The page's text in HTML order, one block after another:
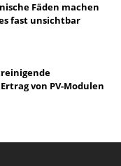
Fäden machen
fast unsichtbar
von PV-Modulen